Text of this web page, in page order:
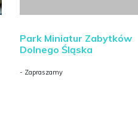
Park Miniatur Zabytków
Dolnego Śląska
- Zapraszamy